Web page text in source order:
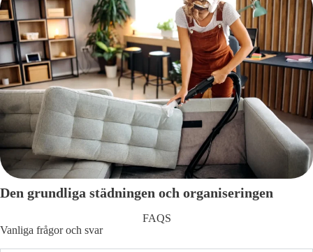
Den grundliga städningen och organiseringen
FAQS
Vanliga frågor och svar